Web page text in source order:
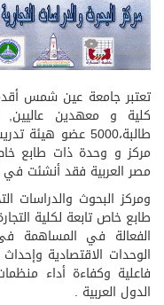
مركز و وحدة ذات طابع
مصر العربية فقد أنشئت في شهر يوليو 1950
طابع خاص تابعة لكلية
الفعالة في المساهمة
الوحدات الاقتصادية
فاعلية وكفاءة أداء
الدول العربية .